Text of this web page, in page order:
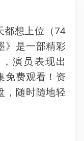
都想上位（74
》是一部精彩
演员表现出
免费观看！资
，随时随地轻